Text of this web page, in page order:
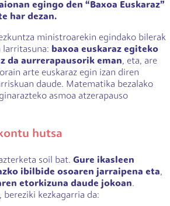
egingo den “Baxoa Euskaraz”
har dezan.
ministroarekin egindako bilerak
larritasuna: baxoa euskaraz egiteko
da aurrerapausorik eman, eta, are
arte euskaraz egin izan diren
daude. Matematika bezalako
asmoa atzerapauso
hutsa
soil bat. Gure ikasleen
ibilbide osoaren jarraipena eta,
etorkizuna daude jokoan.
bereziki kezkagarria da: